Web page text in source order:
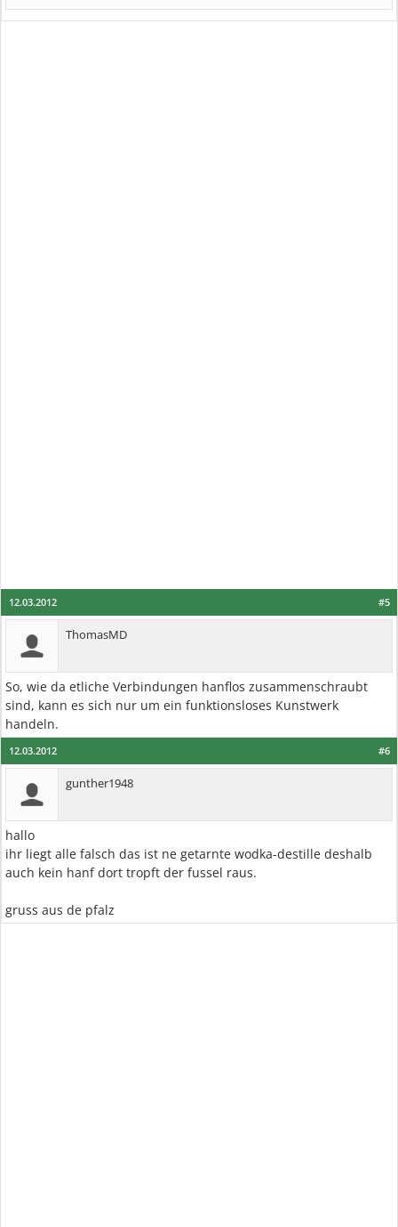
#5
12.03.2012
ThomasMD
So, wie da etliche Verbindungen hanflos zusammenschraubt
sind, kann es sich nur um ein funktionsloses Kunstwerk
handeln.
#6
12.03.2012
gunther1948
hallo
ihr liegt alle falsch das ist ne getarnte wodka-destille deshalb
auch kein hanf dort tropft der fussel raus.
gruss aus de pfalz